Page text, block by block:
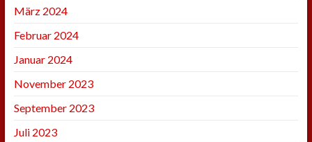
März 2024
Februar 2024
Januar 2024
November 2023
September 2023
Juli 2023